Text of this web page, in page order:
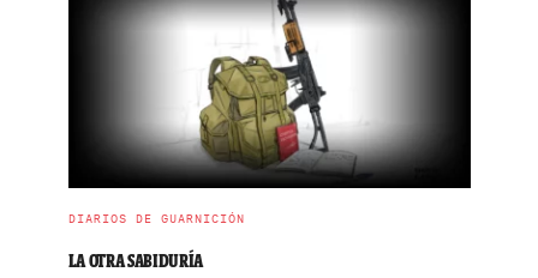
DIARIOS DE GUARNICIÓN
LA OTRA SABIDURÍA